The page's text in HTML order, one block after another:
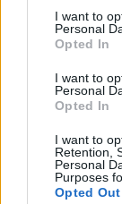
I want to
Personal
Opted In
I want to
Personal
Opted In
I want to
Retention,
Personal
Purposes
Opted Out
moment.
que ce sera le
Pour suivre l'
vous
des